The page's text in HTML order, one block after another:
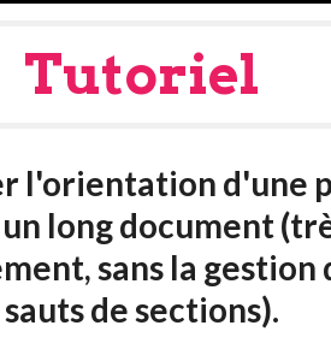
Tutoriel
l'orientation d'une
long document
sans la gestion
sauts de sections).